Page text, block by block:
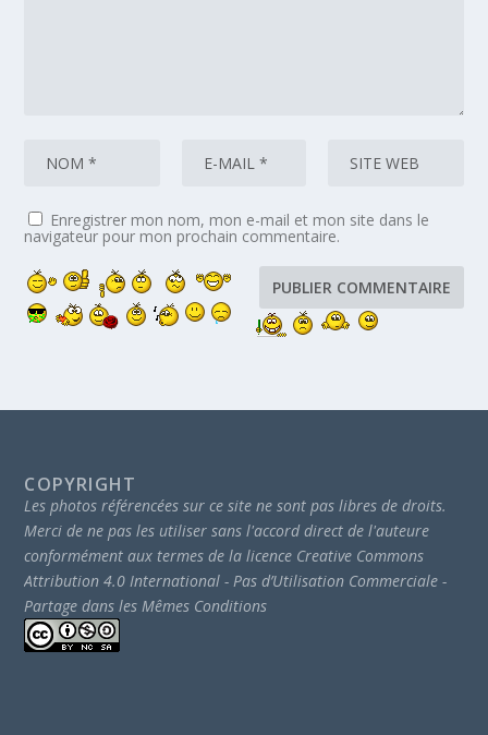
Enregistrer mon nom, mon e-mail et mon site dans le
navigateur pour mon prochain commentaire.
COPYRIGHT
Les photos référencées sur ce site ne sont pas libres de droits.
Merci de ne pas les utiliser sans l'accord direct de l'auteure
conformément aux termes de la licence Creative Commons
Attribution 4.0 International - Pas d’Utilisation Commerciale -
Partage dans les Mêmes Conditions